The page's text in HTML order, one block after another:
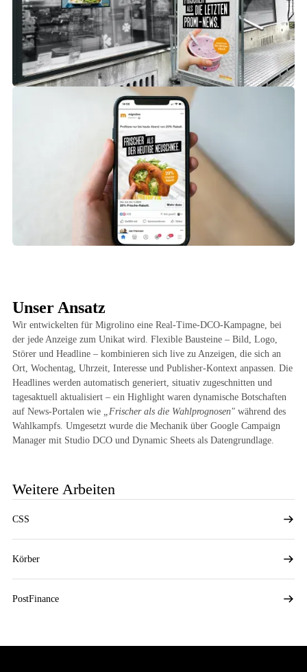
Unser Ansatz
Wir entwickelten für Migrolino eine Real-Time-DCO-Kampagne, bei
der jede Anzeige zum Unikat wird. Flexible Bausteine – Bild, Logo,
Störer und Headline – kombinieren sich live zu Anzeigen, die sich an
Ort, Wochentag, Uhrzeit, Interesse und Publisher-Kontext anpassen. Die
Headlines werden automatisch generiert, situativ zugeschnitten und
tagesaktuell aktualisiert – ein Highlight waren dynamische Botschaften
auf News-Portalen wie
„Frischer als die Wahlprognosen" während des
Wahlkampfs. Umgesetzt wurde die Mechanik über Google Campaign
Manager mit Studio DCO und Dynamic Sheets als Datengrundlage.
Weitere Arbeiten
CSS
Körber
PostFinance